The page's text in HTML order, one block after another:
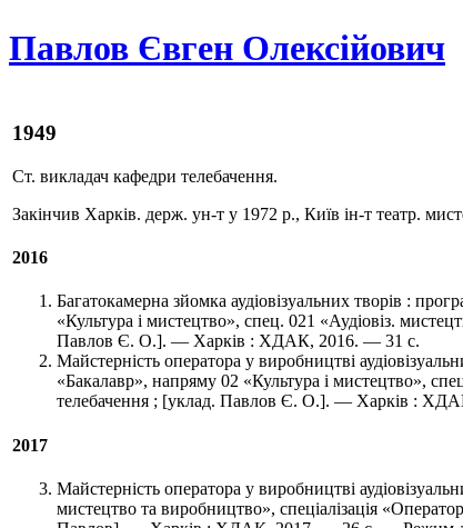
Павлов Євген Олексійович
1949
Ст. викладач кафедри телебачення.
Закінчив Харків. держ. ун-т у 1972 р., Київ ін-т театр.
2016
Багатокамерна зйомка аудіовізуальних творів :
«Культура і мистецтво», спец. 021 «Аудіовіз.
Павлов Є. О.]. — Харків : ХДАК, 2016. — 31 с.
Майстерність оператора у виробництві
«Бакалавр», напряму 02 «Культура і мистецтво»,
телебачення ; [уклад. Павлов Є. О.]. — Харків :
2017
Майстерність оператора у виробництві
мистецтво та виробництво», спеціалізація